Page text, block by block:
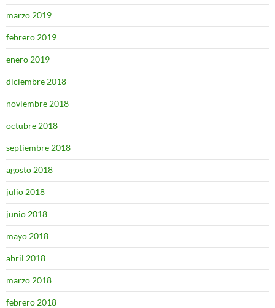
marzo 2019
febrero 2019
enero 2019
diciembre 2018
noviembre 2018
octubre 2018
septiembre 2018
agosto 2018
julio 2018
junio 2018
mayo 2018
abril 2018
marzo 2018
febrero 2018